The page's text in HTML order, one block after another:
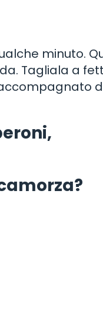
minuto.
Tagliala a